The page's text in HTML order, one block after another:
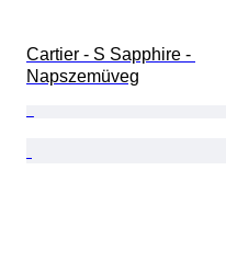
Cartier - S Sapphire -
Napszemüveg